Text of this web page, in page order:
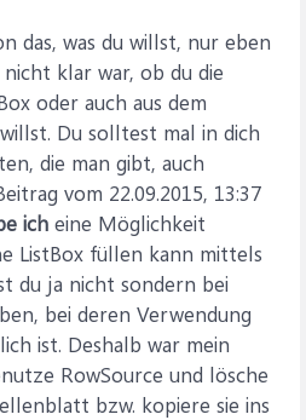
das, was du willst, nur eben
klar war, ob du die
oder auch aus dem
Du solltest mal in dich
die man gibt, auch
vom 22.09.2015, 13:37
ich eine Möglichkeit
ListBox füllen kann mittels
du ja nicht sondern bei
bei deren Verwendung
ist. Deshalb war mein
RowSource und lösche
bzw. kopiere sie ins